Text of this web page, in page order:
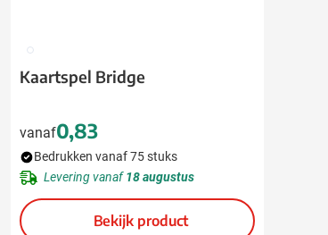
009
Kaartspel Bridge
vanaf0,83
Bedrukken vanaf 75 stuks
Levering vanaf18 augustus
Bekijk product